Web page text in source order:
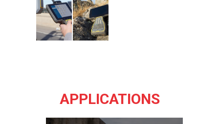
APPLICATIONS